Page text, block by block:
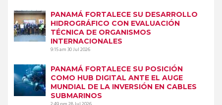
PANAMÁ FORTALECE SU DESARROLLO
HIDROGRÁFICO CON EVALUACIÓN
TÉCNICA DE ORGANISMOS
INTERNACIONALES
9:15 am30 Jul 2026
PANAMÁ FORTALECE SU POSICIÓN
COMO HUB DIGITAL ANTE EL AUGE
MUNDIAL DE LA INVERSIÓN EN CABLES
SUBMARINOS